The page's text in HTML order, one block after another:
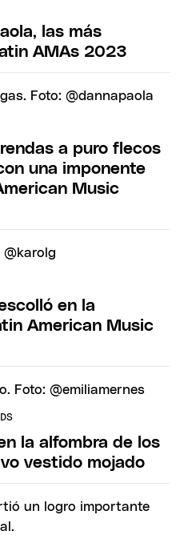
las más
AMAs 2023
a puro flecos
una imponente
Music
en la
American Music
la alfombra de los
vestido mojado